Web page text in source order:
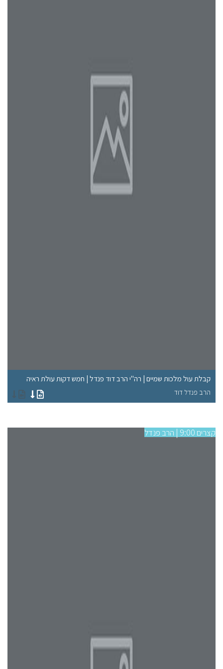
קבלת עול מלכות שמיים | רה"י הרב דוד פנדל | חמש דקות עולת ראיה
הרב פנדל דוד
קצרים 9:00 | הרב פנדל